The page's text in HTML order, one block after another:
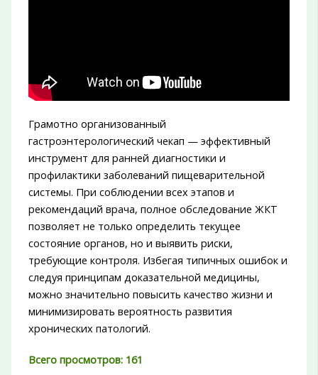
Грамотно организованный
гастроэнтерологический чекап — эффективный
инструмент для ранней диагностики и
профилактики заболеваний пищеварительной
системы. При соблюдении всех этапов и
рекомендаций врача, полное обследование ЖКТ
позволяет не только определить текущее
состояние органов, но и выявить риски,
требующие контроля. Избегая типичных ошибок и
следуя принципам доказательной медицины,
можно значительно повысить качество жизни и
минимизировать вероятность развития
хронических патологий.
Всего просмотров: 161